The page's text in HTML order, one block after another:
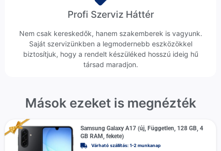
Profi Szerviz Háttér
Nem csak kereskedők, hanem szakemberek is vagyunk.
Saját szervizünkben a legmodernebb eszközökkel
biztosítjuk, hogy a rendelt készüléked hosszú ideig hű
társad maradjon.
Mások ezeket is megnézték
Samsung Galaxy A17 (új, Független, 128 GB, 4
GB RAM, fekete)
Várható szállítás: 1-2 munkanap